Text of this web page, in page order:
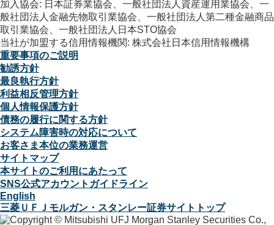
加入協会: 日本証券業協会、一般社団法人資産運用業協会、一
般社団法人金融先物取引業協会、一般社団法人第二種金融商品
取引業協会、一般社団法人日本STO協会
当社が加盟する信用情報機関: 株式会社日本信用情報機構
重要事項のご説明
勧誘方針
最良執行方針
利益相反管理方針
個人情報保護方針
債務の履行に関する方針
システム障害時の対応について
お客さま本位の業務運営
サイトマップ
本サイトのご利用にあたって
SNS公式アカウントガイドライン
English
三菱ＵＦＪモルガン・スタンレー証券サイトトップ